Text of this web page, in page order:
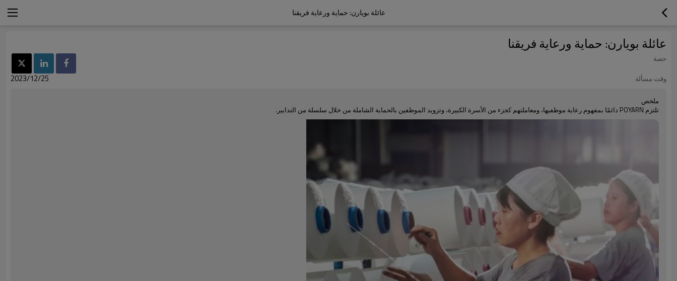
عائلة بويارن: حماية ورعاية فريقنا
عائلة بويارن: حماية ورعاية فريقنا
حصة
وقت مسألة
2023/12/25
ملخص
تلتزم POYARN دائمًا بمفهوم رعاية موظفيها، ومعاملتهم كجزء من الأسرة الكبيرة، وتزويد الموظفين بالحماية الشاملة من خلال سلسلة من التدابير.